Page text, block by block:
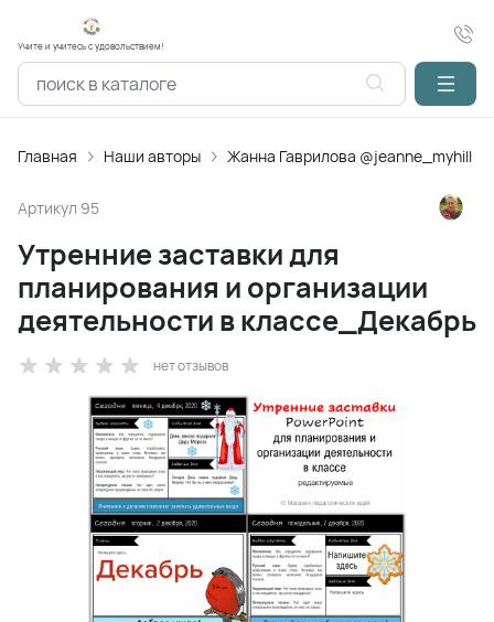
Учите и учитесь с удовольствием!
Главная Наши авторы Жанна Гаврилова @jeanne_myhill
Артикул 95
Утренние заставки для
планирования и организации
деятельности в классе_Декабрь
нет отзывов